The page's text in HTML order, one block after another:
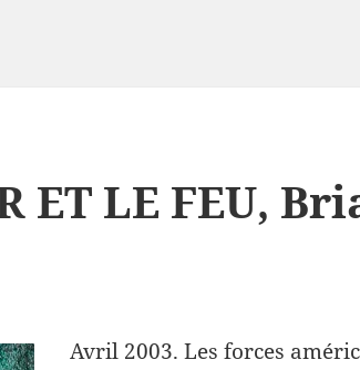
ET LE FEU,
Avril 2003. Les forces